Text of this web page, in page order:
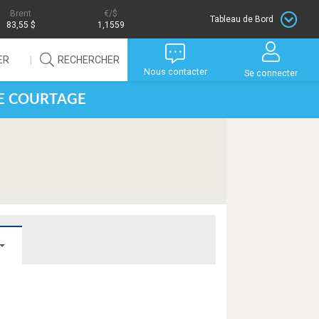
Brent
83,55 $
/$
1,1559
Tableau de Bord
RECHERCHER
Nous contacter Se connecter
COURTAGE